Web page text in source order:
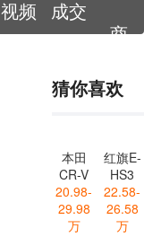
视频 成交
商
猜你喜欢
本田
CR-V
20.98-
29.98
万
红旗E-
HS3
22.58-
26.58
万